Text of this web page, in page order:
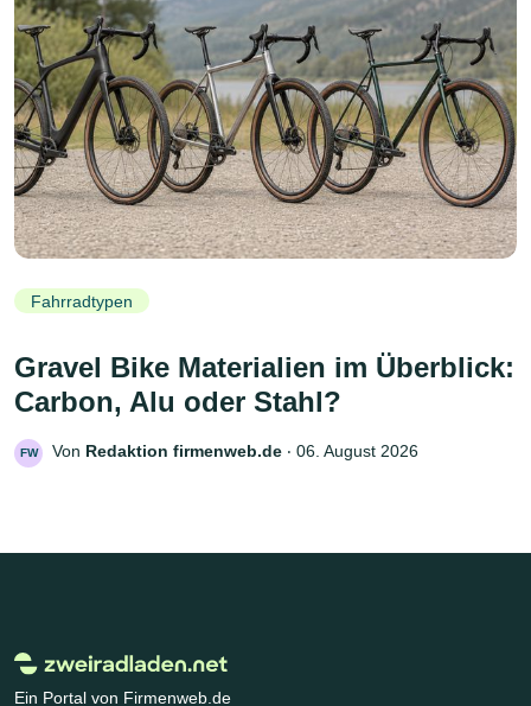
Fahrradtypen
Gravel Bike Materialien im Überblick:
Carbon, Alu oder Stahl?
FW Von Redaktion firmenweb.de ‧ 06. August 2026
Ein Portal von Firmenweb.de